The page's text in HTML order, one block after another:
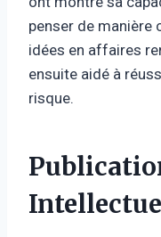
penser de manière
idées en affaires
ensuite aidé à
risque.